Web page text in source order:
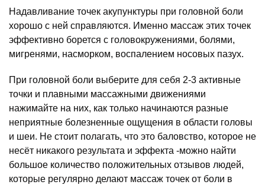
Надавливание точек акупунктуры при головной боли
хорошо с ней справляются. Именно массаж этих точек
эффективно борется с головокружениями, болями,
мигренями, насморком, воспалением носовых пазух.
При головной боли выберите для себя 2-3 активные
точки и плавными массажными движениями
нажимайте на них, как только начинаются разные
неприятные болезненные ощущения в области головы
и шеи. Не стоит полагать, что это баловство, которое не
несёт никакого результата и эффекта -можно найти
большое количество положительных отзывов людей,
которые регулярно делают массаж точек от боли в